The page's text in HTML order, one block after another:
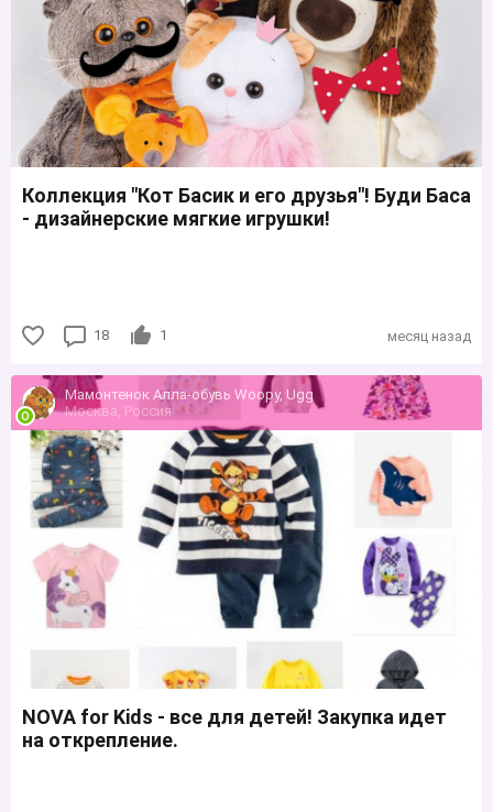
Коллекция "Кот Басик и его друзья"! Буди Баса
- дизайнерские мягкие игрушки!
18 1 месяц назад
Мамонтенок Алла-обувь Woopy, Ugg
Москва, Россия
NOVA for Kids - все для детей! Закупка идет
на открепление.